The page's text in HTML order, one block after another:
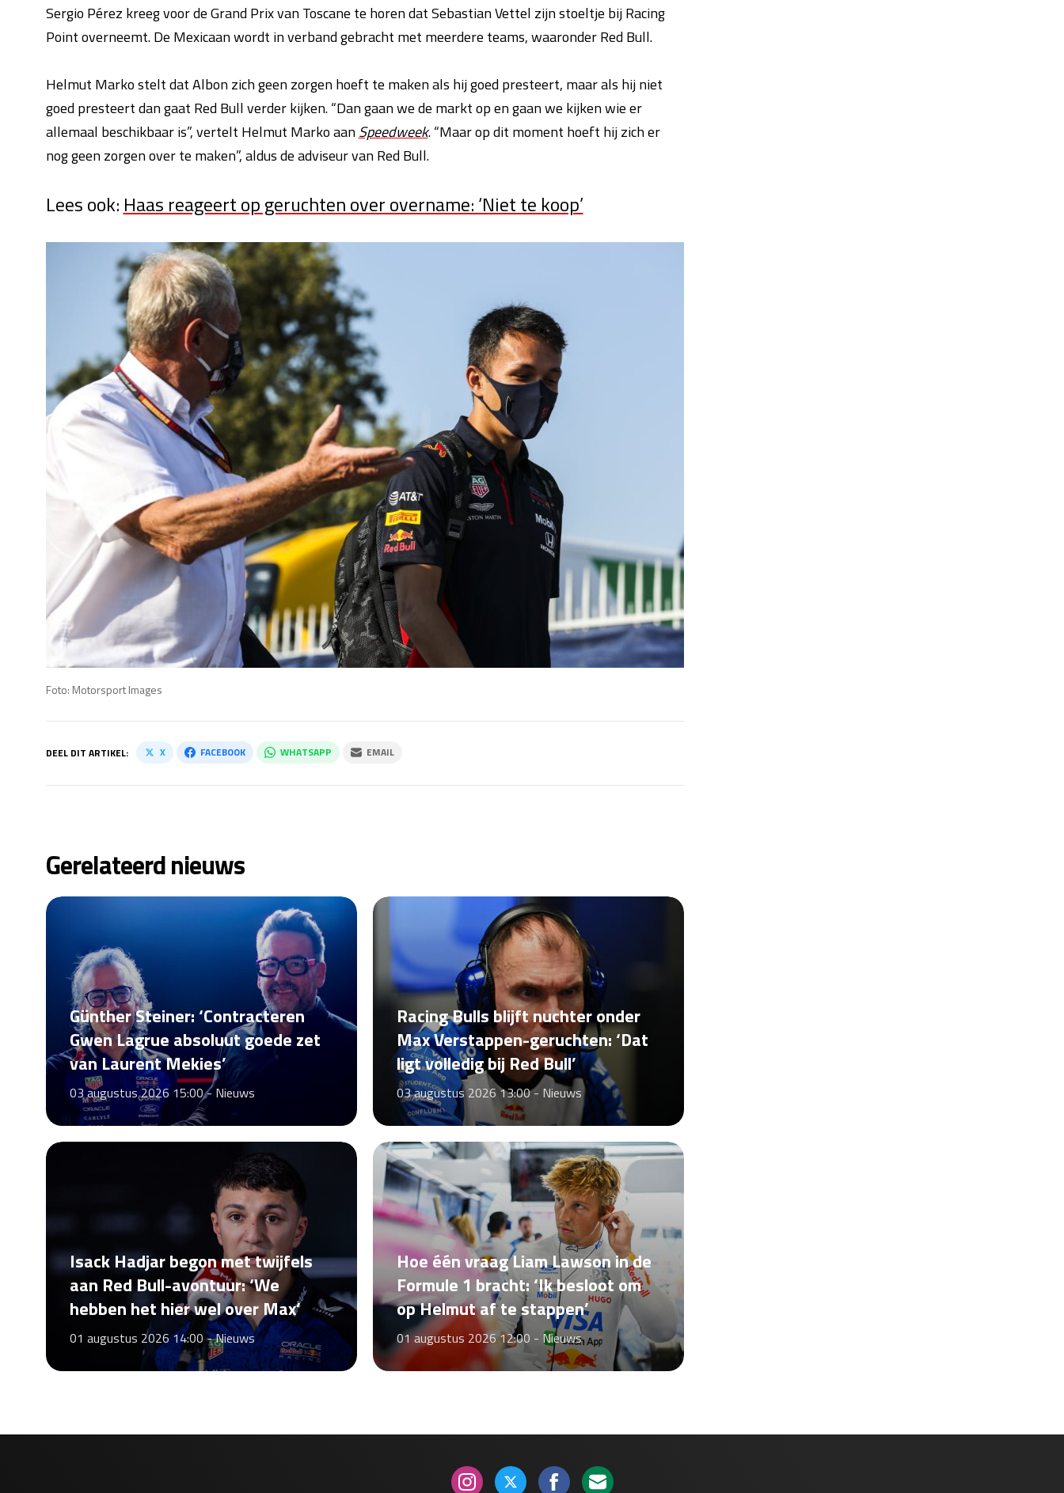
Sergio Pérez kreeg voor de Grand Prix van Toscane te horen dat Sebastian Vettel zijn stoeltje bij Racing
Point overneemt. De Mexicaan wordt in verband gebracht met meerdere teams, waaronder Red Bull.
Helmut Marko stelt dat Albon zich geen zorgen hoeft te maken als hij goed presteert, maar als hij niet
goed presteert dan gaat Red Bull verder kijken. “Dan gaan we de markt op en gaan we kijken wie er
allemaal beschikbaar is”, vertelt Helmut Marko aanSpeedweek. “Maar op dit moment hoeft hij zich er
nog geen zorgen over te maken”, aldus de adviseur van Red Bull.
Lees ook: Haas reageert op geruchten over overname: ‘Niet te koop’
Foto: Motorsport Images
DEEL DIT ARTIKEL: X FACEBOOK WHATSAPP EMAIL
Gerelateerd nieuws
Günther Steiner: ‘Contracteren
Gwen Lagrue absoluut goede zet
van Laurent Mekies’
03 augustus 2026 15:00 -Nieuws
Racing Bulls blijft nuchter onder
Max Verstappen-geruchten: ‘Dat
ligt volledig bij Red Bull’
03 augustus 2026 13:00 - Nieuws
Isack Hadjar begon met twijfels
aan Red Bull-avontuur: ‘We
hebben het hier wel over Max’
01 augustus 2026 14:00 -Nieuws
Hoe één vraag Liam Lawson in de
Formule 1 bracht: ‘Ik besloot om
op Helmut af te stappen’
01 augustus 2026 12:00 - Nieuws